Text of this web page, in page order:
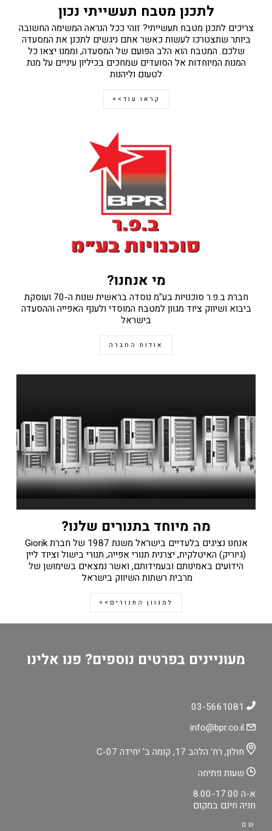
לתכנן מטבח תעשייתי נכון
צריכים לתכנן מטבח תעשייתי? זוהי ככל הנראה המשימה החשובה
ביותר שתצטרכו לעשות כאשר אתם ניגשים לתכנן את המסעדה
שלכם. המטבח הוא הלב הפועם של המסעדה, וממנו יצאו כל
המנות המיוחדות אל הסועדים שמחכים בכיליון עיניים על מנת
לטעום וליהנות
קראו עוד>>
מי אנחנו?
חברת ב.פ.ר סוכנויות בע"מ נוסדה בראשית שנות ה-70 ועוסקת
ביבוא ושיווק ציוד מגוון למטבח המוסדי ולענף האפייה וההסעדה
בישראל
אודות החברה
מה מיוחד בתנורים שלנו?
אנחנו נציגים בלעדיים בישראל משנת 1987 של חברת Giorik
(גיוריק) האיטלקית, יצרנית תנורי אפייה, תנורי בישול וציוד ליין
הידועים באמינותם ובעמידותם, ואשר נמצאים בשימושן של
מרבית רשתות השיווק בישראל
למגוון התנורים>>
מעוניינים בפרטים נוספים? פנו אלינו
חולון, רח' הלהב 17, קומה ב' יחידה C-07
שעות פתיחה
א-ה 8.00-17.00
חניה חינם במקום
שם